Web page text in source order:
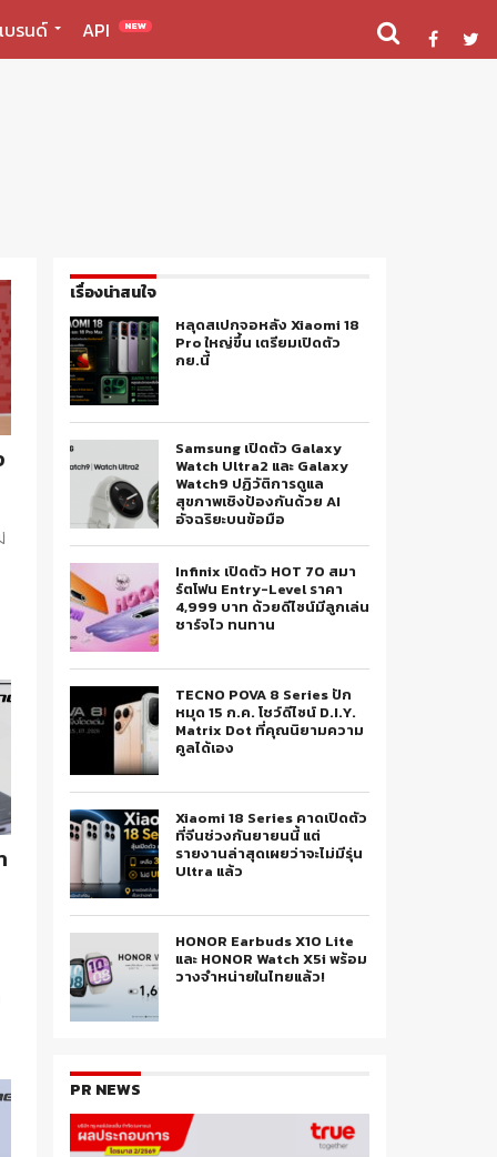
บรนด์ API NEW
เรื่องน่าสนใจ
หลุดสเปกจอหลัง Xiaomi 18
Pro ใหญ่ขึ้น เตรียมเปิดตัว
กย.นี้
Samsung เปิดตัว Galaxy
Watch Ultra2 และ Galaxy
Watch9 ปฏิวัติการดูแล
สุขภาพเชิงป้องกันด้วย AI
อัจฉริยะบนข้อมือ
Infinix เปิดตัว HOT 70 สมา
ร์ตโฟน Entry-Level ราคา
4,999 บาท ด้วยดีไซน์มีลูกเล่น
ชาร์จไว ทนทาน
TECNO POVA 8 Series ปัก
หมุด 15 ก.ค. โชว์ดีไซน์ D.I.Y.
Matrix Dot ที่คุณนิยามความ
คูลได้เอง
Xiaomi 18 Series คาดเปิดตัว
ที่จีนช่วงกันยายนนี้ แต่
รายงานล่าสุดเผยว่าจะไม่มีรุ่น
Ultra แล้ว
HONOR Earbuds X10 Lite
และ HONOR Watch X5i พร้อม
วางจำหน่ายในไทยแล้ว!
PR NEWS